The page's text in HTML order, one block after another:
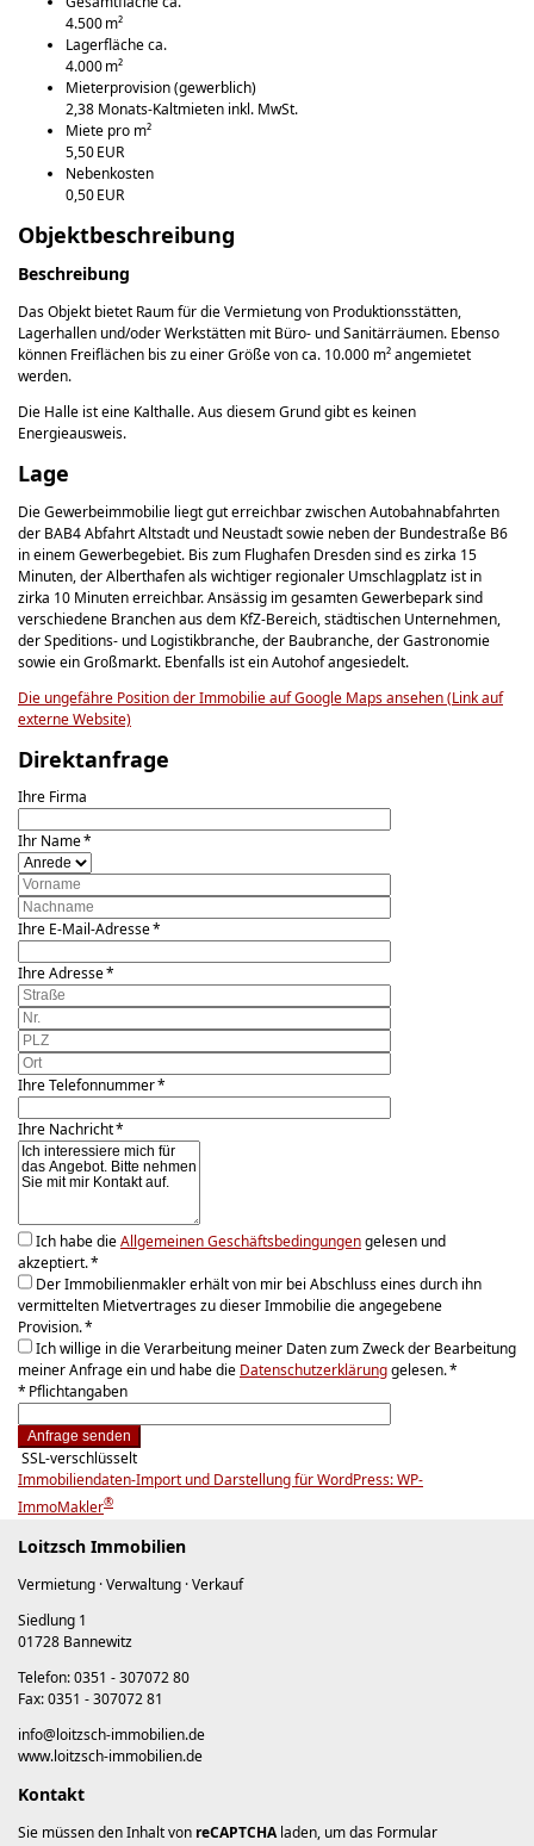
4.500 m²
Lagerfläche ca.
4.000 m²
Mieter­provision (gewerblich)
2,38 Monats-Kaltmieten inkl. MwSt.
Miete pro m²
5,50 EUR
Nebenkosten
0,50 EUR
Objekt­beschreibung
Beschreibung
Das Objekt bietet Raum für die Vermietung von Produktionsstätten,
Lagerhallen und/oder Werkstätten mit Büro- und Sanitärräumen. Ebenso
können Freiflächen bis zu einer Größe von ca. 10.000 m² angemietet
werden.
Die Halle ist eine Kalthalle. Aus diesem Grund gibt es keinen
Energieausweis.
Lage
Die Gewerbeimmobilie liegt gut erreichbar zwischen Autobahnabfahrten
der BAB4 Abfahrt Altstadt und Neustadt sowie neben der Bundestraße B6
in einem Gewerbegebiet. Bis zum Flughafen Dresden sind es zirka 15
Minuten, der Alberthafen als wichtiger regionaler Umschlagplatz ist in
zirka 10 Minuten erreichbar. Ansässig im gesamten Gewerbepark sind
verschiedene Branchen aus dem KfZ-Bereich, städtischen Unternehmen,
der Speditions- und Logistikbranche, der Baubranche, der Gastronomie
sowie ein Großmarkt. Ebenfalls ist ein Autohof angesiedelt.
Die ungefähre Position der Immobilie auf Google Maps ansehen (Link auf
externe Website)
Direktanfrage
Ihre Firma
Ihr Name *
Ihre E-Mail-Adresse *
Ihre Adresse *
Ihre Telefonnummer *
Ihre Nachricht *
Ich habe dieAllgemeinen Geschäftsbedingungengelesen und
akzeptiert. *
Der Immobilienmakler erhält von mir bei Abschluss eines durch ihn
vermittelten Mietvertrages zu dieser Immobilie die angegebene
Provision. *
Ich willige in die Verarbeitung meiner Daten zum Zweck der Bearbeitung
meiner Anfrage ein und habe die Datenschutzerklärunggelesen. *
* Pflichtangaben
Anfrage senden
SSL-verschlüsselt
Immobiliendaten-Import und Darstellung für WordPress: WP-
ImmoMakler®
Loitzsch Immobilien
Vermietung · Verwaltung · Verkauf
Siedlung 1
01728 Bannewitz
Telefon: 0351 - 307072 80
Fax: 0351 - 307072 81
info@loitzsch-immobilien.de
www.loitzsch-immobilien.de
Kontakt
Sie müssen den Inhalt von reCAPTCHAladen, um das Formular